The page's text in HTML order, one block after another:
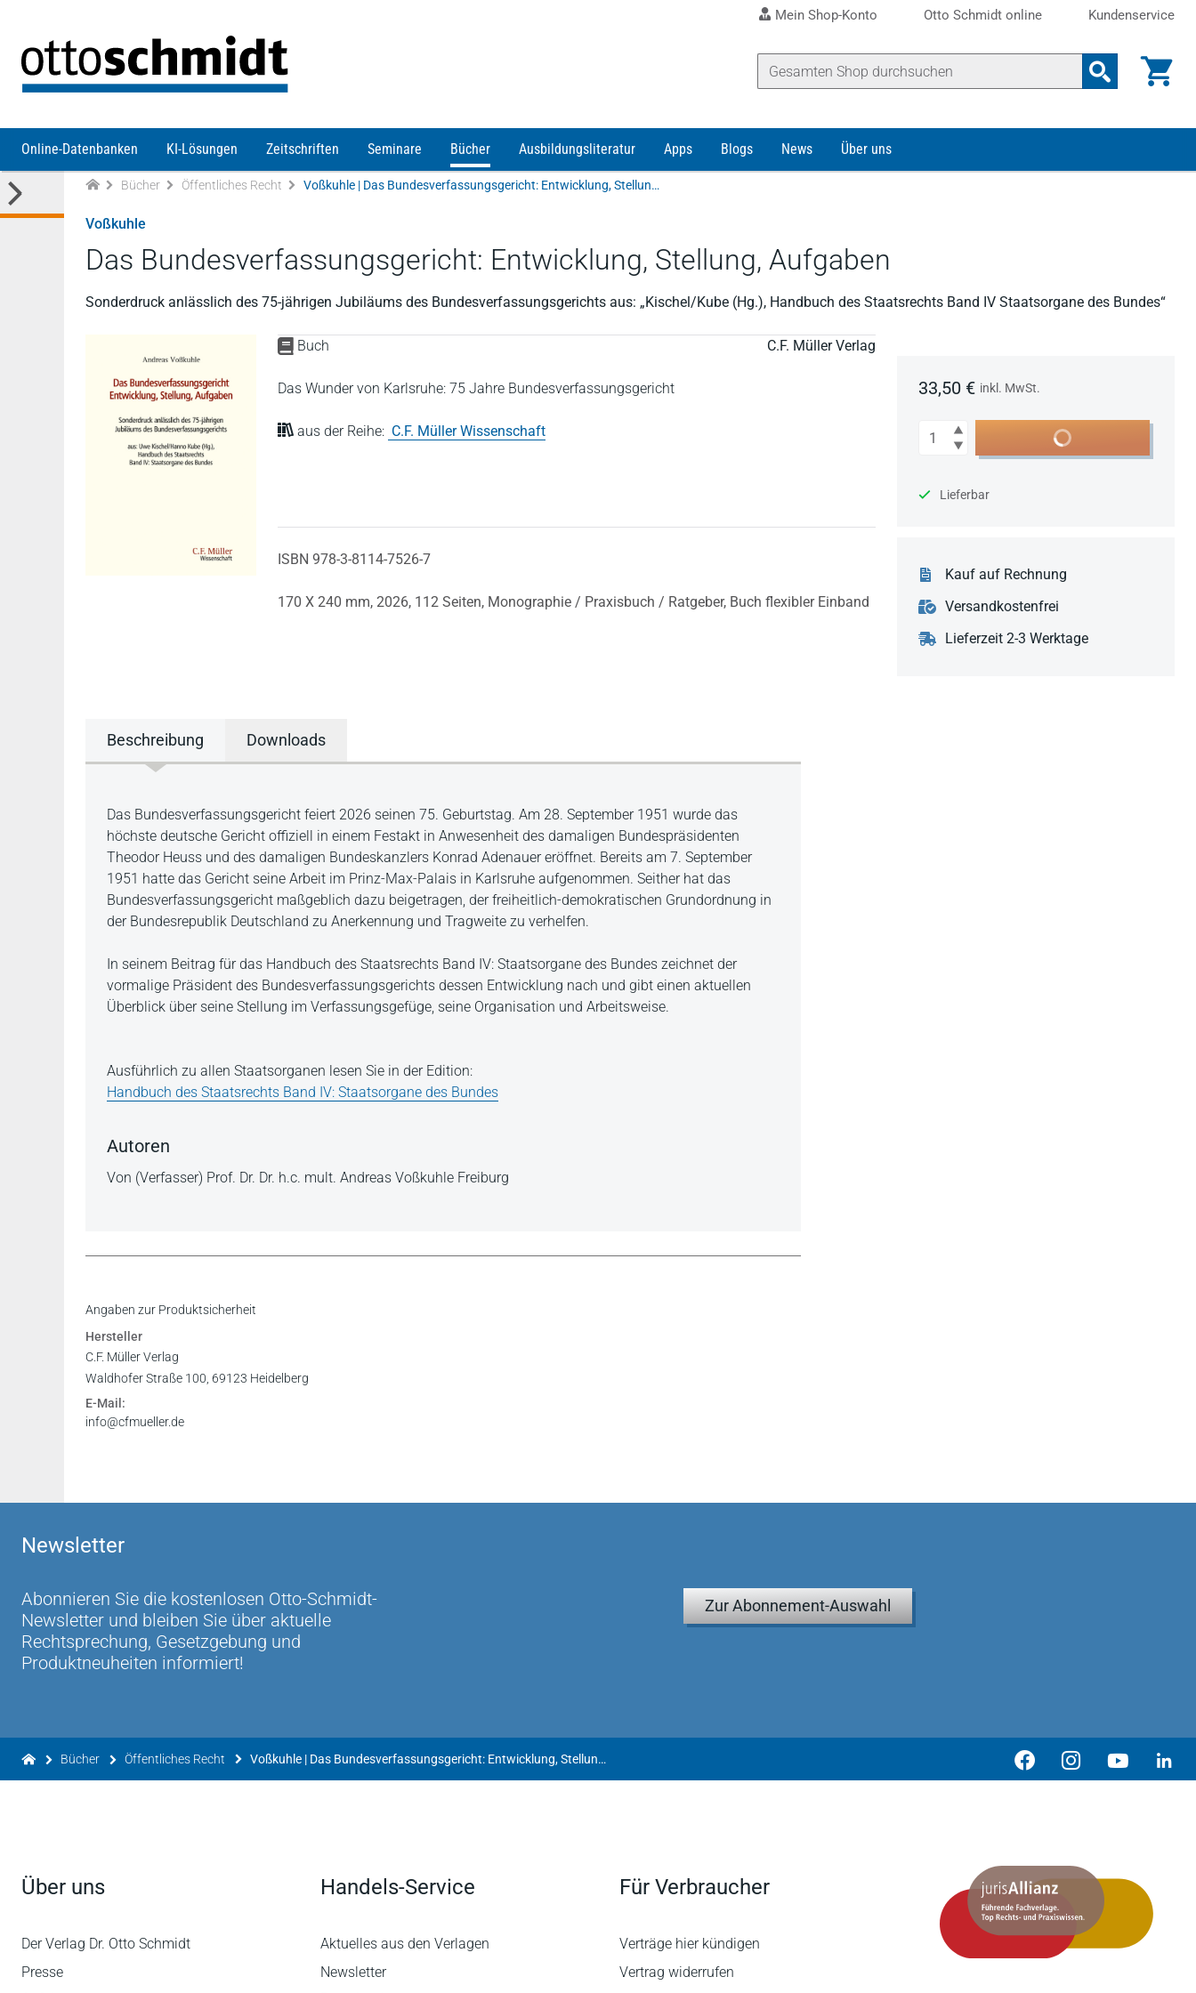
Mein Shop-Konto Otto Schmidt online Kundenservice
Online-Datenbanken KI-Lösungen Zeitschriften Seminare Bücher Ausbildungsliteratur Apps Blogs News Über uns
Bücher Öffentliches Recht Voßkuhle | Das Bundesverfassungsgericht: Entwicklung, Stellung, Aufgaben
Voßkuhle
Das Bundesverfassungsgericht: Entwicklung, Stellung, Aufgaben
Sonderdruck anlässlich des 75-jährigen Jubiläums des Bundesverfassungsgerichts aus: „Kischel/Kube (Hg.), Handbuch des Staatsrechts Band IV Staatsorgane des Bundes“
Buch C.F. Müller Verlag
Das Wunder von Karlsruhe: 75 Jahre Bundesverfassungsgericht
aus der Reihe: C.F. Müller Wissenschaft
ISBN 978-3-8114-7526-7
170 X 240 mm, 2026, 112 Seiten, Monographie / Praxisbuch / Ratgeber, Buch flexibler Einband
33,50 € inkl. MwSt.
Anzahl In den Warenkorb
Lieferbar
Kauf auf Rechnung
Versandkostenfrei
Lieferzeit 2-3 Werktage
Beschreibung Downloads
Beschreibung
Das Bundesverfassungsgericht feiert 2026 seinen 75. Geburtstag. Am 28. September 1951 wurde das
höchste deutsche Gericht offiziell in einem Festakt in Anwesenheit des damaligen Bundespräsidenten
Theodor Heuss und des damaligen Bundeskanzlers Konrad Adenauer eröffnet. Bereits am 7. September
1951 hatte das Gericht seine Arbeit im Prinz-Max-Palais in Karlsruhe aufgenommen. Seither hat das
Bundesverfassungsgericht maßgeblich dazu beigetragen, der freiheitlich-demokratischen Grundordnung in
der Bundesrepublik Deutschland zu Anerkennung und Tragweite zu verhelfen.
In seinem Beitrag für das Handbuch des Staatsrechts Band IV: Staatsorgane des Bundes zeichnet der
vormalige Präsident des Bundesverfassungsgerichts dessen Entwicklung nach und gibt einen aktuellen
Überblick über seine Stellung im Verfassungsgefüge, seine Organisation und Arbeitsweise.
Ausführlich zu allen Staatsorganen lesen Sie in der Edition:
Handbuch des Staatsrechts Band IV: Staatsorgane des Bundes
Autoren
Von (Verfasser) Prof. Dr. Dr. h.c. mult. Andreas Voßkuhle Freiburg
Inhaltsverzeichnis
Vorwort
Register
Angaben zur Produktsicherheit
Hersteller
C.F. Müller Verlag
Waldhofer Straße 100, 69123 Heidelberg
E-Mail:
info@cfmueller.de
Newsletter
Abonnieren Sie die kostenlosen Otto-Schmidt-
Newsletter und bleiben Sie über aktuelle
Rechtsprechung, Gesetzgebung und
Produktneuheiten informiert!
Zur Abonnement-Auswahl
Bücher Öffentliches Recht Voßkuhle | Das Bundesverfassungsgericht: Entwicklung, Stellung, Aufgaben
Über uns
Der Verlag Dr. Otto Schmidt
Presse
Handels-Service
Aktuelles aus den Verlagen
Newsletter
Für Verbraucher
Verträge hier kündigen
Vertrag widerrufen